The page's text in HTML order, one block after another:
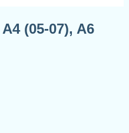
(05-07), A6